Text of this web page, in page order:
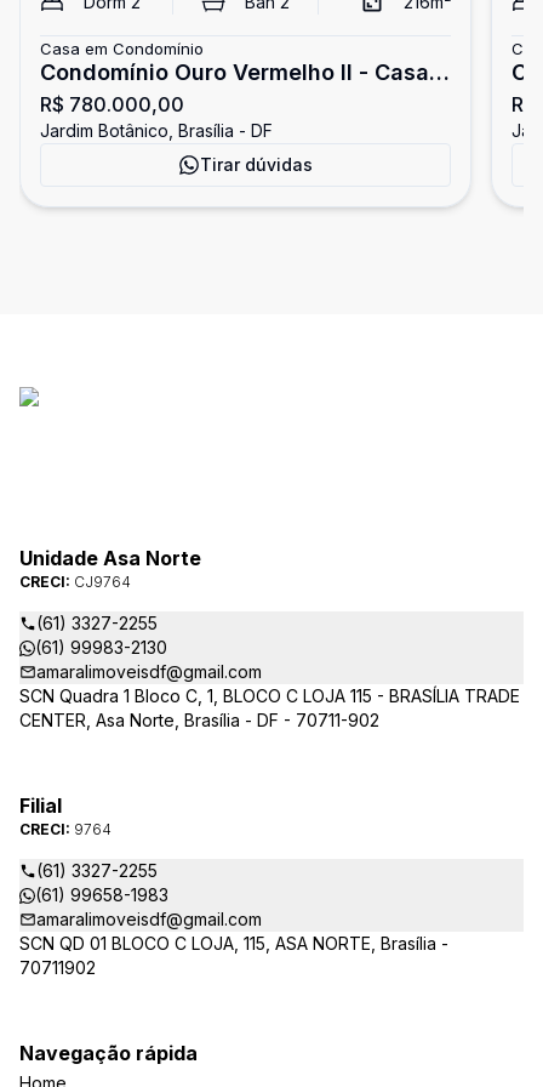
Casa em Condomínio
Condomínio Ouro Vermelho II - Casa à
venda, 2 quartos, Jardim Botânico
R$ 780.000,00
Jardim Botânico, Brasília - DF
Tirar dúvidas
Unidade Asa Norte
CRECI: CJ9764
(61) 3327-2255
(61) 99983-2130
amaralimoveisdf@gmail.com
SCN Quadra 1 Bloco C, 1, BLOCO C LOJA 115 - BRASÍLIA TRADE
CENTER, Asa Norte, Brasília - DF - 70711-902
Filial
CRECI: 9764
(61) 3327-2255
(61) 99658-1983
amaralimoveisdf@gmail.com
SCN QD 01 BLOCO C LOJA, 115, ASA NORTE, Brasília -
70711902
Navegação rápida
Home